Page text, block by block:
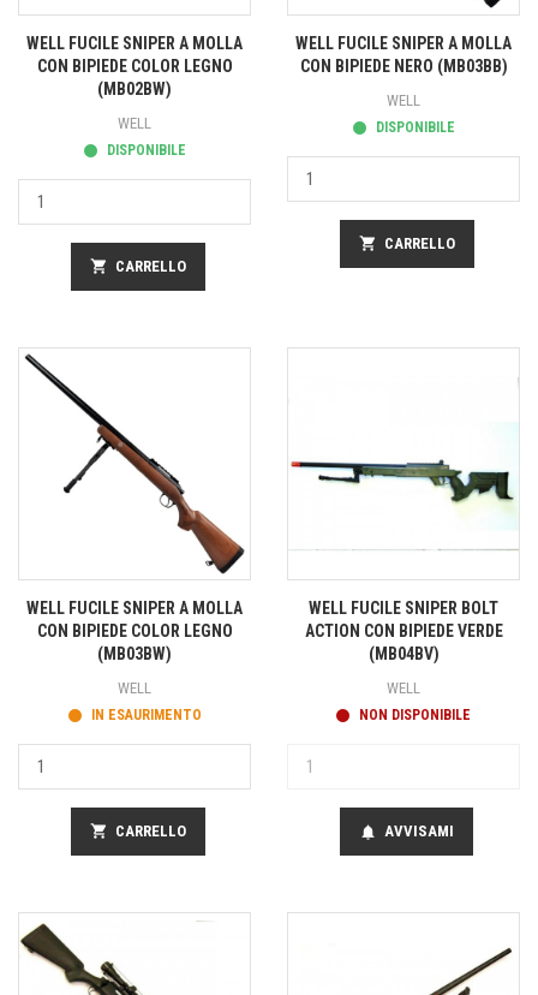
WELL FUCILE SNIPER A MOLLA
CON BIPIEDE COLOR LEGNO
(MB02BW)
WELL
DISPONIBILE
shopping_cart CARRELLO
WELL FUCILE SNIPER A MOLLA
CON BIPIEDE NERO (MB03BB)
WELL
DISPONIBILE
shopping_cart CARRELLO
WELL FUCILE SNIPER A MOLLA
CON BIPIEDE COLOR LEGNO
(MB03BW)
WELL
IN ESAURIMENTO
shopping_cart CARRELLO
WELL FUCILE SNIPER BOLT
ACTION CON BIPIEDE VERDE
(MB04BV)
WELL
NON DISPONIBILE
notifications AVVISAMI